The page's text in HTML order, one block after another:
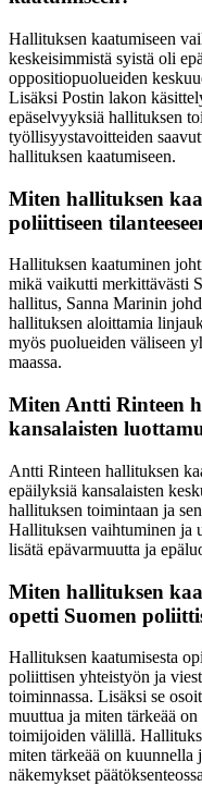
Hallituksen kaatumiseen
keskeisimmistä syistä oli
oppositiopuolueiden
Lisäksi Postin lakon
epäselvyyksiä hallituksen
työllisyystavoitteiden
hallituksen kaatumiseen.
Miten hallituksen
poliittiseen
Hallituksen kaatuminen
mikä vaikutti merkittävästi
hallitus, Sanna Marinin
hallituksen aloittamia
myös puolueiden väliseen
maassa.
Miten Antti Rinteen
kansalaisten
Antti Rinteen hallituksen
epäilyksiä kansalaisten
hallituksen toimintaan ja
Hallituksen vaihtuminen ja
lisätä epävarmuutta ja
Miten hallituksen
opetti Suomen
Hallituksen kaatumisesta
poliittisen yhteistyön ja
toiminnassa. Lisäksi se
muuttua ja miten tärkeää
toimijoiden välillä.
miten tärkeää on kuunnella
näkemykset